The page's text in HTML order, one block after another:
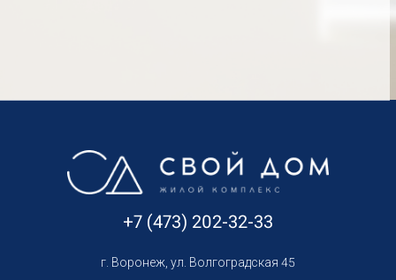
+7 (473) 202-32-33
г. Воронеж, ул. Волгоградская 45